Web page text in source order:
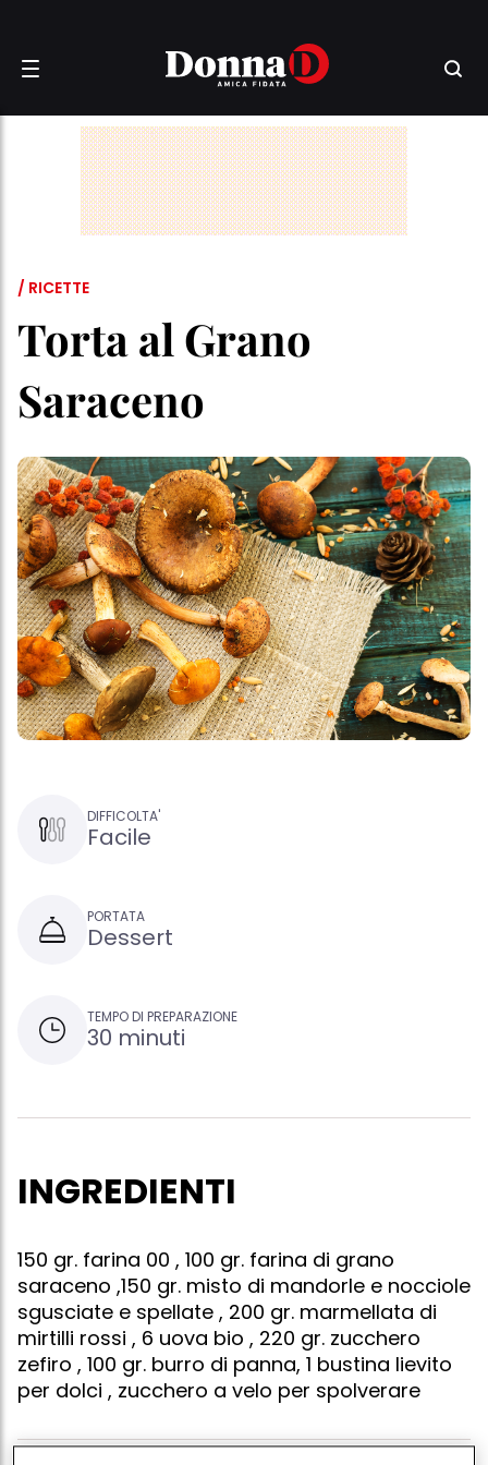
/ RICETTE
Torta al Grano
Saraceno
DIFFICOLTA'
Facile
PORTATA
Dessert
TEMPO DI PREPARAZIONE
30 minuti
INGREDIENTI
150 gr. farina 00 , 100 gr. farina di grano
saraceno ,150 gr. misto di mandorle e nocciole
sgusciate e spellate , 200 gr. marmellata di
mirtilli rossi , 6 uova bio , 220 gr. zucchero
zefiro , 100 gr. burro di panna, 1 bustina lievito
per dolci , zucchero a velo per spolverare